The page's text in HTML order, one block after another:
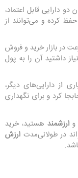
دو دارایی قابل اعتماد،
کرده و می‌توانند از
در بازار خرید و فروش
داشتید آن را به پول
از دارایی‌های دیگر،
کرد و برای نگهداری
وارزشمند هستید، خرید
در طولانی‌مدت ارزش